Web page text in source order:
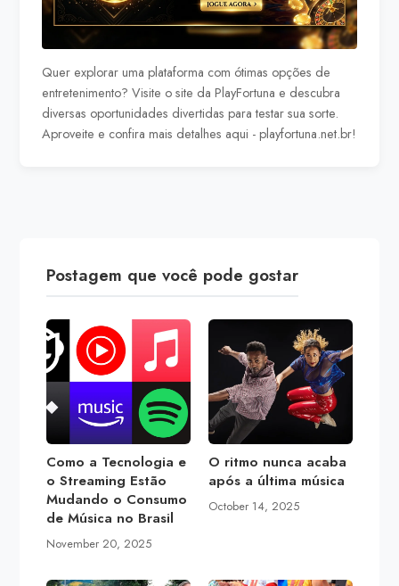
Quer explorar uma plataforma com ótimas opções de
entretenimento? Visite o site da PlayFortuna e descubra
diversas oportunidades divertidas para testar sua sorte.
Aproveite e confira mais detalhes aqui -playfortuna.net.br!
Postagem que você pode gostar
Como a Tecnologia e
o Streaming Estão
Mudando o Consumo
de Música no Brasil
November 20, 2025
O ritmo nunca acaba
após a última música
October 14, 2025